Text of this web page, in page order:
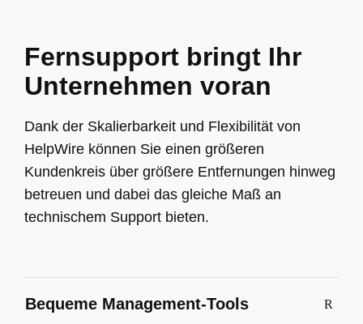
Fernsupport bringt Ihr
Unternehmen voran
Dank der Skalierbarkeit und Flexibilität von
HelpWire können Sie einen größeren
Kundenkreis über größere Entfernungen hinweg
betreuen und dabei das gleiche Maß an
technischem Support bieten.
Bequeme Management-Tools